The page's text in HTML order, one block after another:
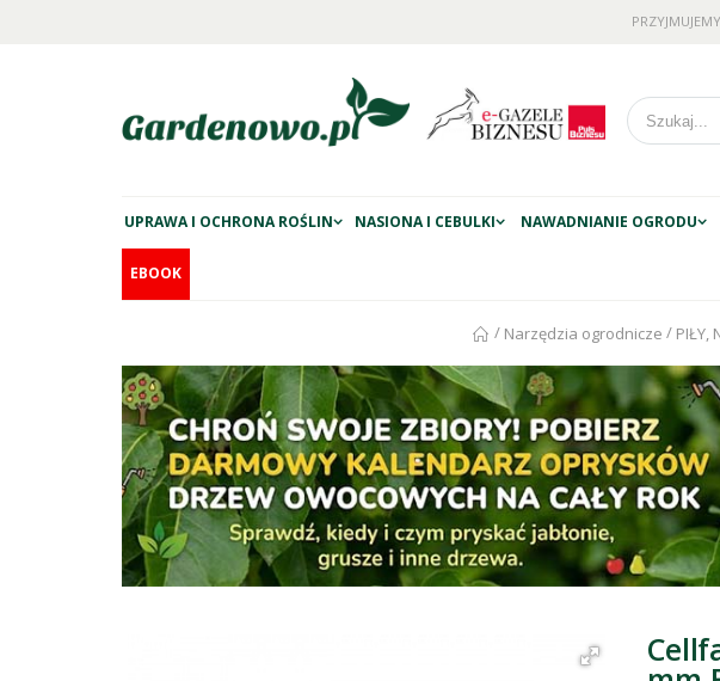
UPRAWA I OCHRONA ROŚLIN NASIONA I CEBULKI NAWADNIANIE OGRODU
EBOOK
/ Narzędzia ogrodnicze / PIŁY,